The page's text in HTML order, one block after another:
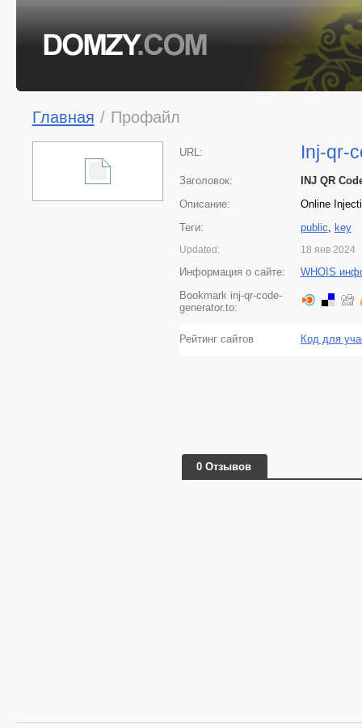
Главная / Профайл
URL: Inj-qr-
Заголовок:
INJ QR
Описание:
Online
Теги:
public, key
Updated: 18 янв 2024
Информация о сайте:
WHOIS
Bookmark inj-qr-code-
generator.to:
Рейтинг сайтов Код для
0 Отзывов